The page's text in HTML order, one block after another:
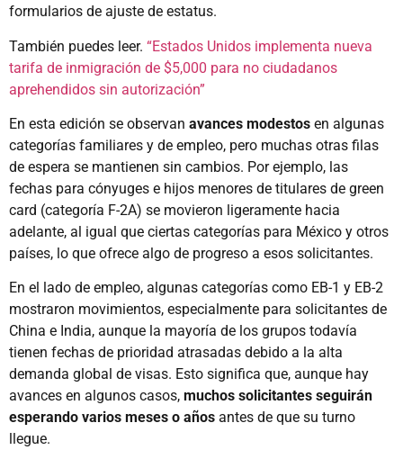
formularios de ajuste de estatus.
También puedes leer. “Estados Unidos implementa nueva
tarifa de inmigración de $5,000 para no ciudadanos
aprehendidos sin autorización”
En esta edición se observan avances modestos en algunas
categorías familiares y de empleo, pero muchas otras filas
de espera se mantienen sin cambios. Por ejemplo, las
fechas para cónyuges e hijos menores de titulares de green
card (categoría F-2A) se movieron ligeramente hacia
adelante, al igual que ciertas categorías para México y otros
países, lo que ofrece algo de progreso a esos solicitantes.
En el lado de empleo, algunas categorías como EB-1 y EB-2
mostraron movimientos, especialmente para solicitantes de
China e India, aunque la mayoría de los grupos todavía
tienen fechas de prioridad atrasadas debido a la alta
demanda global de visas. Esto significa que, aunque hay
avances en algunos casos, muchos solicitantes seguirán
esperando varios meses o años antes de que su turno
llegue.